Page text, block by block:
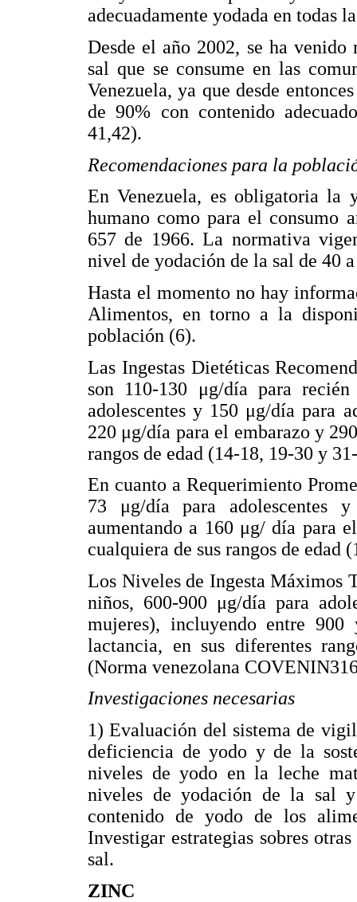
adecuadamente yodada en todas
Desde el año 2002, se ha
sal que se consume en las
Venezuela, ya que desde
de 90% con contenido
41,42).
Recomendaciones para la
En Venezuela, es obligatoria la
humano como para el consumo
657 de 1966. La normativa
nivel de yodación de la sal de 40
Hasta el momento no hay
Alimentos, en torno a la
población (6).
Las Ingestas Dietéticas
son 110-130 μg/día para
adolescentes y 150 μg/día para
220 μg/día para el embarazo y
rangos de edad (14-18, 19-30 y
En cuanto a Requerimiento
73 μg/día para adolescentes
aumentando a 160 μg/ día para
cualquiera de sus rangos de edad
Los Niveles de Ingesta Máximos
niños, 600-900 μg/día para
mujeres), incluyendo entre
lactancia, en sus diferentes
(Norma venezolana
Investigaciones necesarias
1) Evaluación del sistema de
deficiencia de yodo y de la
niveles de yodo en la leche
niveles de yodación de la sal
contenido de yodo de los
Investigar estrategias sobres
sal.
ZINC